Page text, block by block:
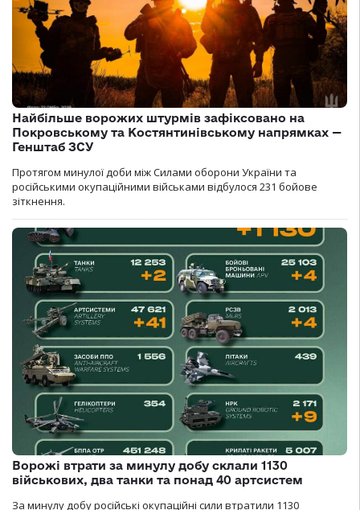
Найбільше ворожих штурмів зафіксовано на
Покровському та Костянтинівському напрямках —
Генштаб ЗСУ
Протягом минулої доби між Силами оборони України та
російськими окупаційними військами відбулося 231 бойове
зіткнення.
Ворожі втрати за минулу добу склали 1130
військових, два танки та понад 40 артсистем
За минулу добу російські окупаційні сили втратили 1130